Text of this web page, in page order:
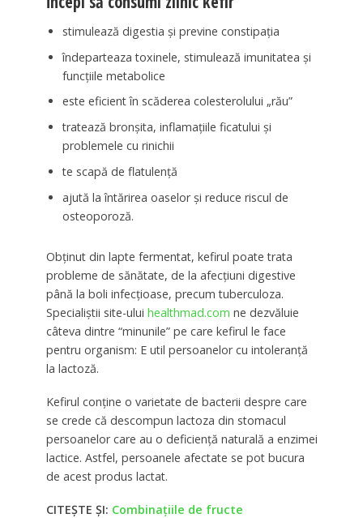
stimulează digestia și previne constipația
îndeparteaza toxinele, stimulează imunitatea și
funcțiile metabolice
este eficient în scăderea colesterolului „rău”
tratează bronșita, inflamațiile ficatului și
problemele cu rinichii
te scapă de flatulență
ajută la întărirea oaselor și reduce riscul de
osteoporoză.
Obţinut din lapte fermentat, kefirul poate trata
probleme de sănătate, de la afecţiuni digestive
până la boli infecţioase, precum tuberculoza.
Specialiştii site-ului healthmad.com ne dezvăluie
câteva dintre “minunile” pe care kefirul le face
pentru organism: E util persoanelor cu intoleranţă
la lactoză.
Kefirul conţine o varietate de bacterii despre care
se crede că descompun lactoza din stomacul
persoanelor care au o deficienţă naturală a enzimei
lactice. Astfel, persoanele afectate se pot bucura
de acest produs lactat.
CITEȘTE ȘI: Combinațiile de fructe